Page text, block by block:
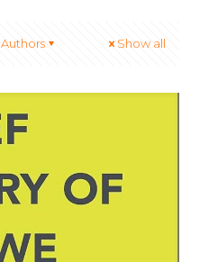
Authors Show all